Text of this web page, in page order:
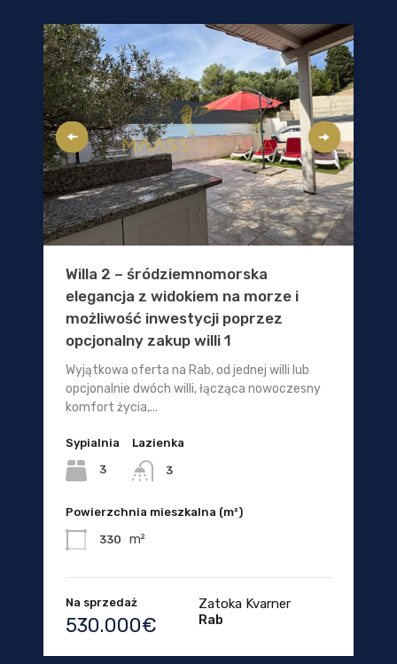
Willa 2 – śródziemnomorska
elegancja z widokiem na morze i
możliwość inwestycji poprzez
opcjonalny zakup willi 1
Wyjątkowa oferta na Rab, od jednej willi lub
opcjonalnie dwóch willi, łącząca nowoczesny
komfort życia,...
Sypialnia
3
Lazienka
3
Powierzchnia mieszkalna (m²)
330 m²
Na sprzedaż
530.000€
Zatoka Kvarner
Rab